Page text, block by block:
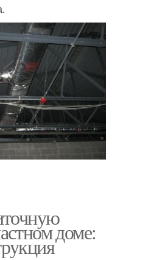
доме: